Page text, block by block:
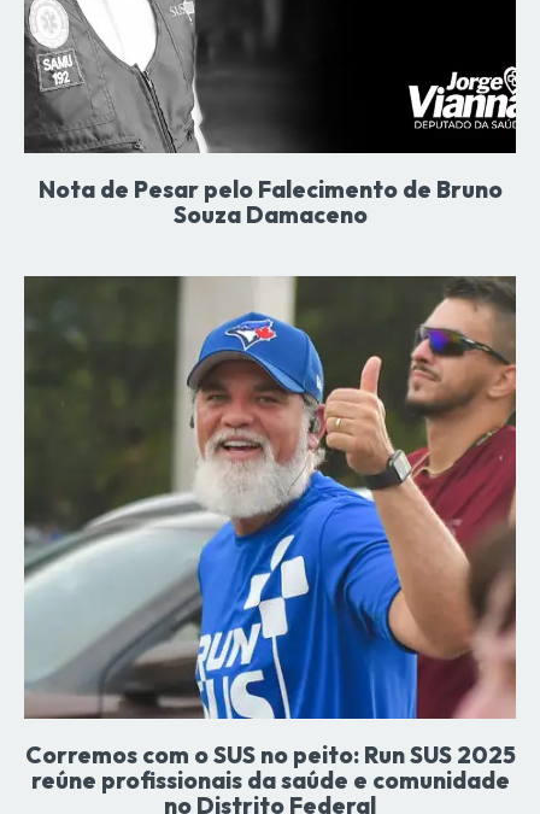
Nota de Pesar pelo Falecimento de Bruno
Souza Damaceno
Corremos com o SUS no peito: Run SUS 2025
reúne profissionais da saúde e comunidade
no Distrito Federal